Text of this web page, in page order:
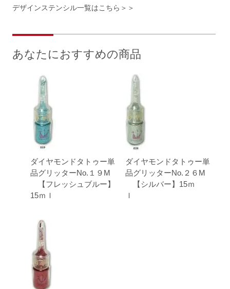
デザインステンシル一覧はこちら＞＞
あなたにおすすめの商品
ダイヤモンドタトゥー単
品グリッターNo.１９M
【フレッシュブルー】
15ｍｌ
ダイヤモンドタトゥー単
品グリッターNo.２６M
【シルバー】15ｍ
ｌ